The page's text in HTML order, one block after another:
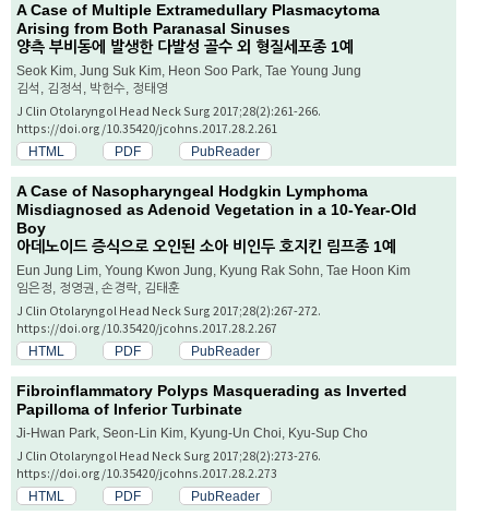
A Case of Multiple Extramedullary Plasmacytoma
Arising from Both Paranasal Sinuses
양측 부비동에 발생한 다발성 골수 외 형질세포종 1예
Seok Kim, Jung Suk Kim, Heon Soo Park, Tae Young Jung
김석, 김정석, 박헌수, 정태영
J Clin Otolaryngol Head Neck Surg 2017;28(2):261-266.
https://doi.org/10.35420/jcohns.2017.28.2.261
HTML PDF PubReader
A Case of Nasopharyngeal Hodgkin Lymphoma
Misdiagnosed as Adenoid Vegetation in a 10-Year-Old
Boy
아데노이드 증식으로 오인된 소아 비인두 호지킨 림프종 1예
Eun Jung Lim, Young Kwon Jung, Kyung Rak Sohn, Tae Hoon Kim
임은정, 정영권, 손경락, 김태훈
J Clin Otolaryngol Head Neck Surg 2017;28(2):267-272.
https://doi.org/10.35420/jcohns.2017.28.2.267
HTML PDF PubReader
Fibroinflammatory Polyps Masquerading as Inverted
Papilloma of Inferior Turbinate
Ji-Hwan Park, Seon-Lin Kim, Kyung-Un Choi, Kyu-Sup Cho
J Clin Otolaryngol Head Neck Surg 2017;28(2):273-276.
https://doi.org/10.35420/jcohns.2017.28.2.273
HTML PDF PubReader